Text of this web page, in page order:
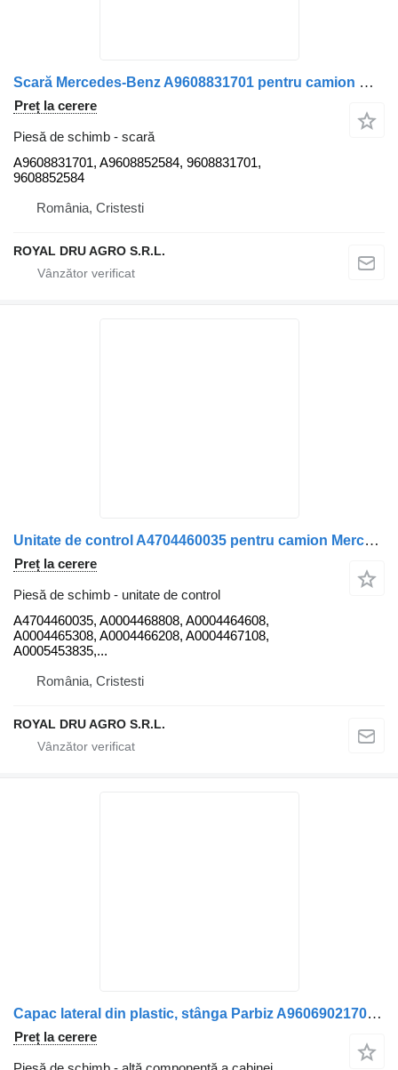
Scară Mercedes-Benz A9608831701 pentru camion Mercedes-Benz Actros MP4 1845
Preț la cerere
Piesă de schimb - scară
A9608831701, A9608852584, 9608831701,
9608852584
România, Cristesti
ROYAL DRU AGRO S.R.L.
Unitate de control A4704460035 pentru camion Mercedes-Benz Actros MP4 1845
Preț la cerere
Piesă de schimb - unitate de control
A4704460035, A0004468808, A0004464608,
A0004465308, A0004466208, A0004467108,
A0005453835,...
România, Cristesti
ROYAL DRU AGRO S.R.L.
Capac lateral din plastic, stânga Parbiz A9606902170 pentru camion Mercedes-Benz Actros MP4 1845
Preț la cerere